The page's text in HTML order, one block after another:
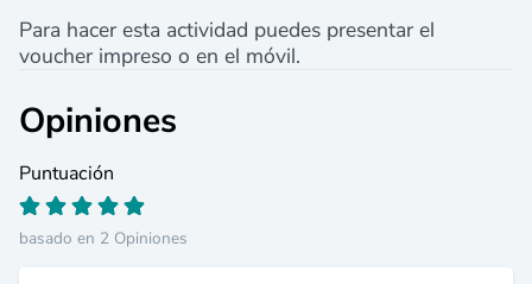
Para hacer esta actividad puedes presentar el
voucher impreso o en el móvil.
Opiniones
Puntuación
basado en 2 Opiniones